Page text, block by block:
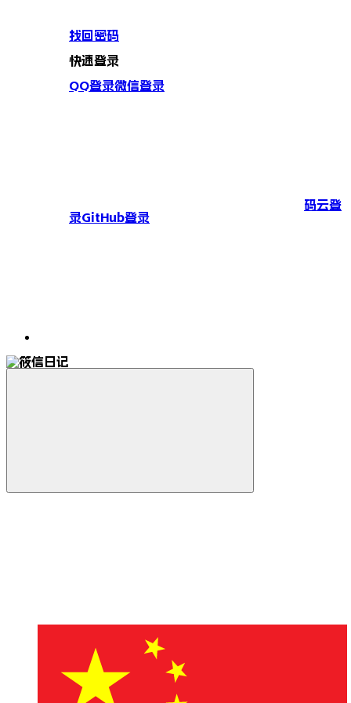
找回密码
快速登录
QQ登录微信登录
码云登
录GitHub登录